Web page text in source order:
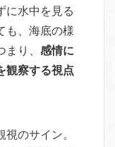
に水中を見る
も、海底の様
り、 感情に
観察する視点
のサイン。